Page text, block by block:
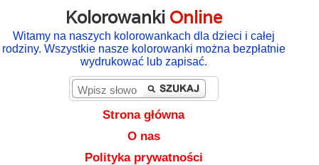
Kolorowanki Online
Witamy na naszych kolorowankach dla dzieci i całej
rodziny. Wszystkie nasze kolorowanki można bezpłatnie
wydrukować lub zapisać.
Strona główna
O nas
Polityka prywatności